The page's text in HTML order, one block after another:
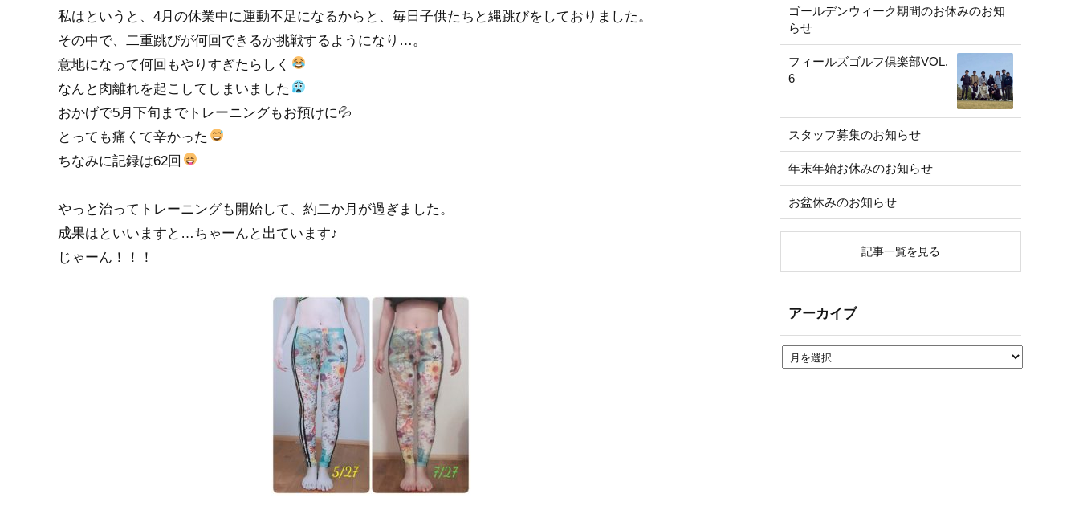
私はというと、4月の休業中に運動不足になるからと、毎日子供たちと縄跳びをしておりました。
その中で、二重跳びが何回できるか挑戦するようになり…。
意地になって何回もやりすぎたらしく
なんと肉離れを起こしてしまいました
おかげで5月下旬までトレーニングもお預けに💦
とっても痛くて辛かった
ちなみに記録は62回
やっと治ってトレーニングも開始して、約二か月が過ぎました。
成果はといいますと…ちゃーんと出ています♪
じゃーん！！！
ゴールデンウィーク期間のお休みのお知
らせ
フィールズゴルフ俱楽部VOL.
6
スタッフ募集のお知らせ
年末年始お休みのお知らせ
お盆休みのお知らせ
記事一覧を見る
アーカイブ